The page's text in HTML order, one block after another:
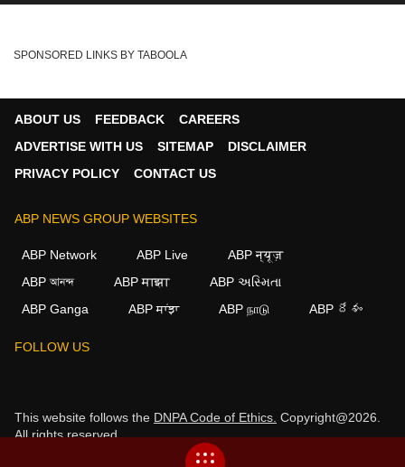
SPONSORED LINKS BY TABOOLA
ABOUT US FEEDBACK
CAREERS
ADVERTISE WITH US
SITEMAP
DISCLAIMER
PRIVACY POLICY
CONTACT US
ABP NEWS GROUP WEBSITES
ABP Network ABP Live
ABP न्यूज़
ABP আনন্দ
ABP माझा
ABP અસ્મિતા
ABP Ganga
ABP ਸਾਂਝਾ ABP நாடு ABP దేశం
FOLLOW US
This website follows the DNPA Code of Ethics. Copyright@2026.
All rights reserved.